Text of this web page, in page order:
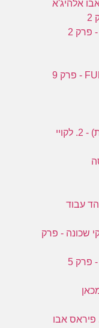
13:05 - סליחה על השאלה (ערבית) - 2. לקויי
שכונה - פרק
- להגשים את החלום 2 - 1. פיראס אבו